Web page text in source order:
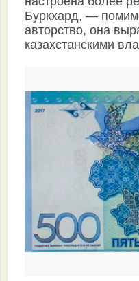
Буркхард, —
авторство, она
казахстанскими